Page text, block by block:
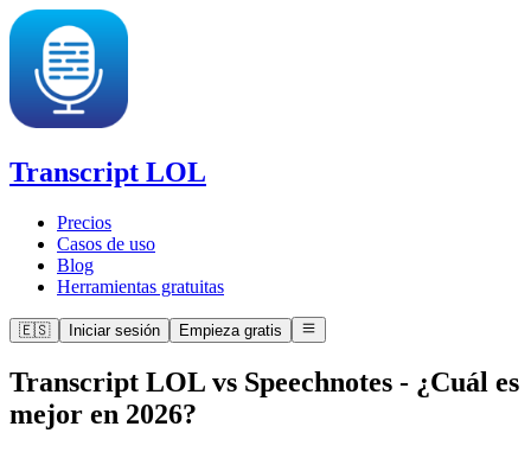
Transcript LOL
Precios
Casos de uso
Blog
Herramientas gratuitas
🇪🇸 Iniciar sesión Empieza gratis
Transcript LOL vs Speechnotes - ¿Cuál es
mejor en 2026?